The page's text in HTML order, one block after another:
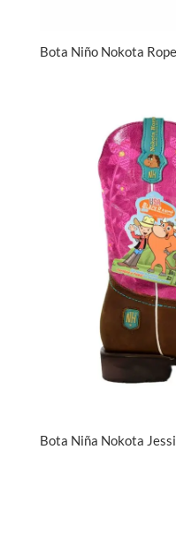
Bota Niño Nokota
Bota Niña Nokota